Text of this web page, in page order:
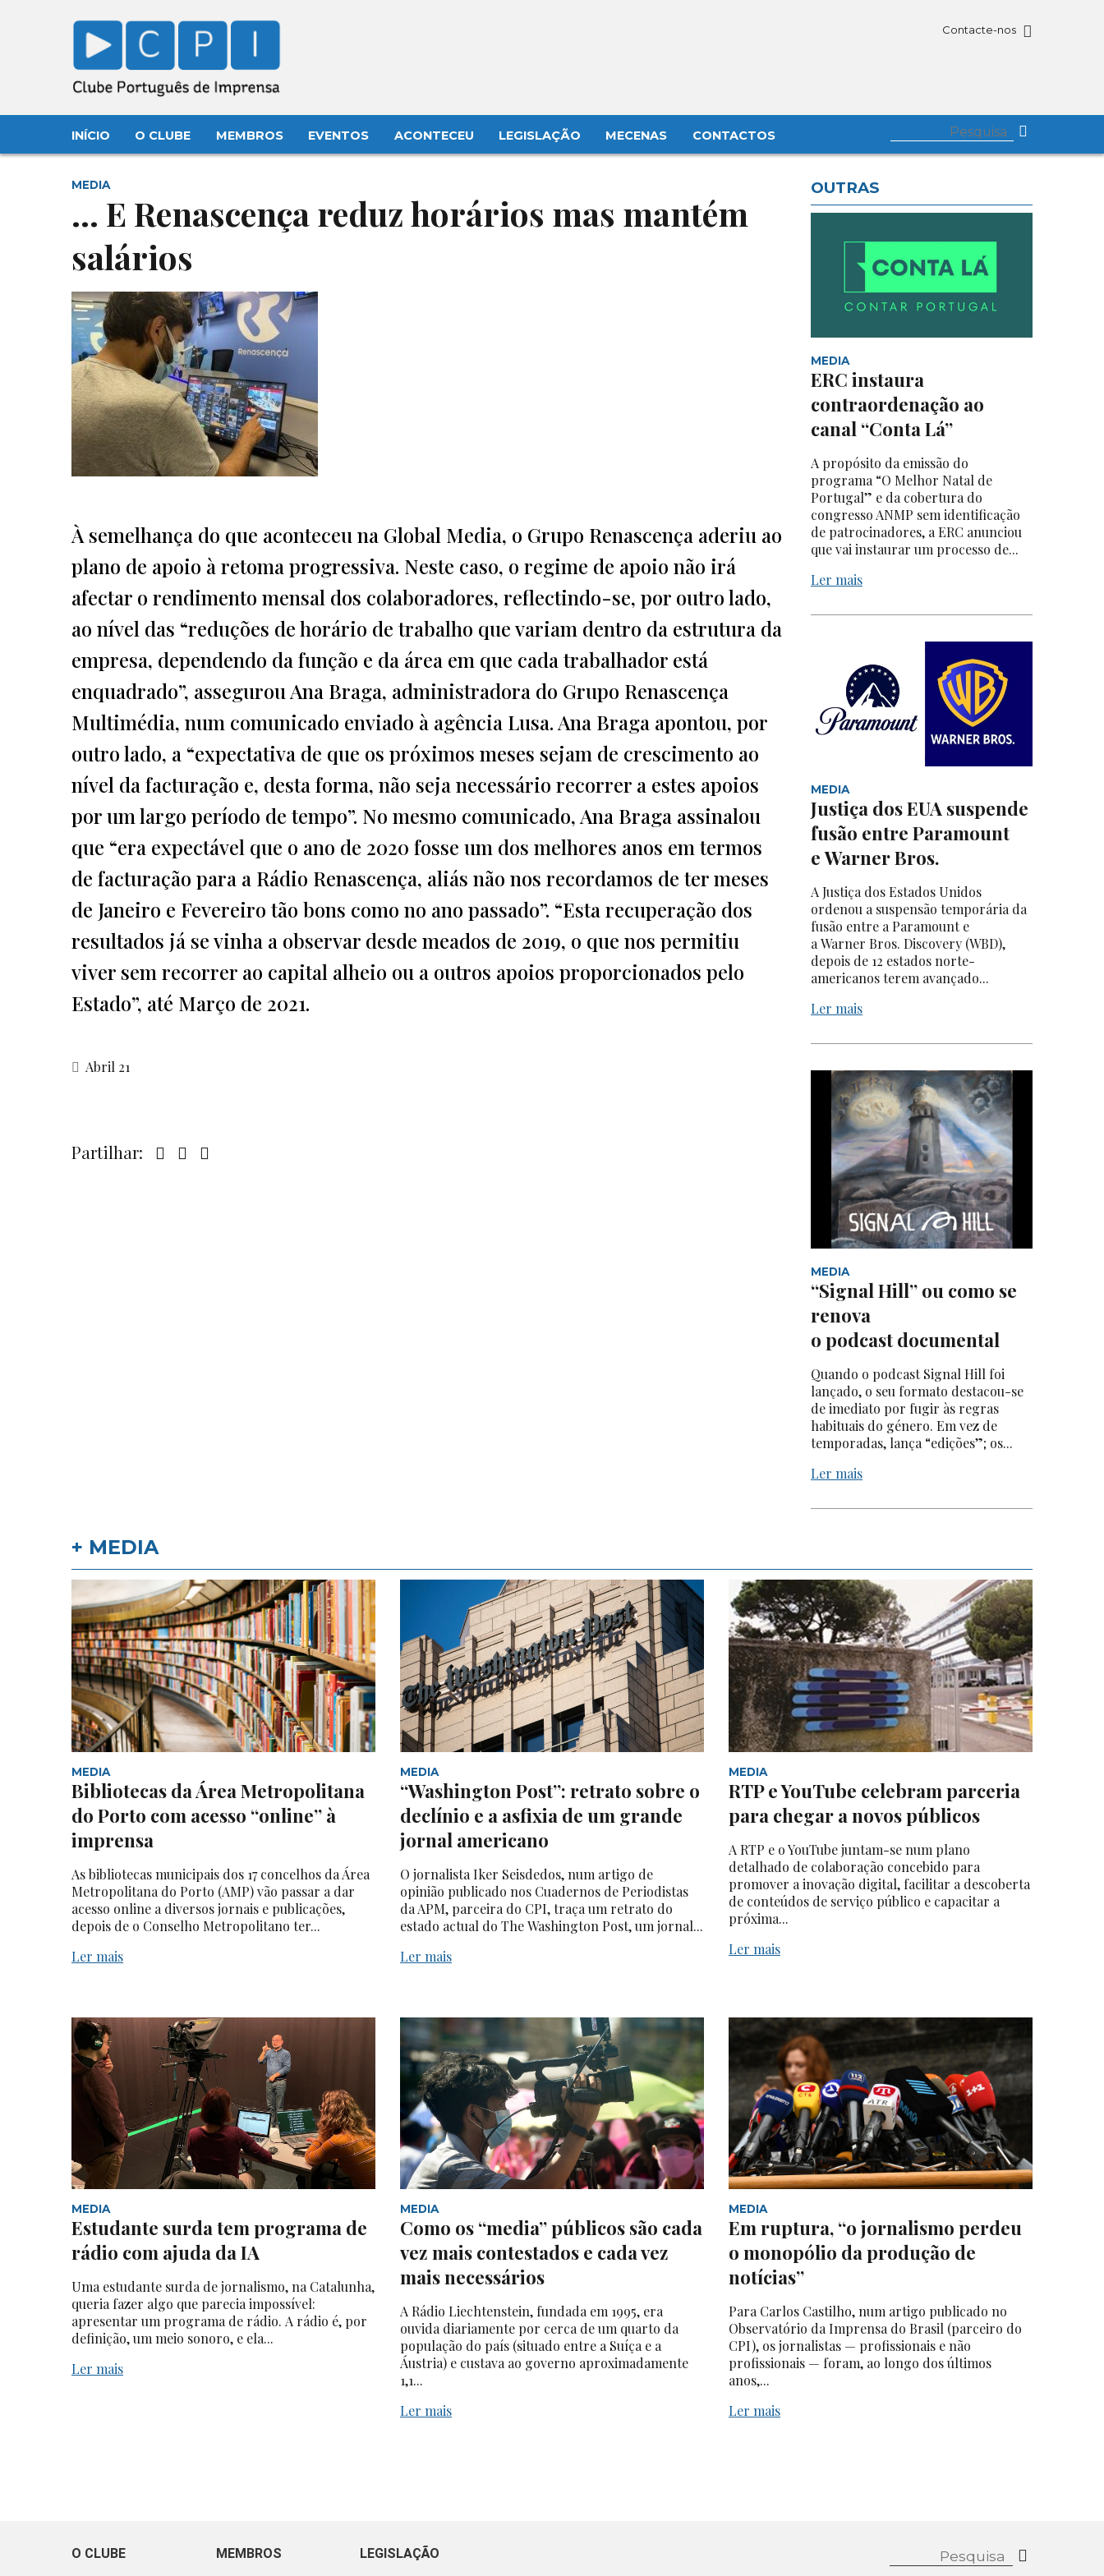
Contacte-nos
INÍCIO O CLUBE MEMBROS EVENTOS ACONTECEU LEGISLAÇÃO MECENAS CONTACTOS
MEDIA
… E Renascença reduz horários mas mantém
salários
À semelhança do que aconteceu na Global Media, o Grupo Renascença aderiu ao
plano de apoio à retoma progressiva. Neste caso, o regime de apoio não irá
afectar o rendimento mensal dos colaboradores, reflectindo-se, por outro lado,
ao nível das “reduções de horário de trabalho que variam dentro da estrutura da
empresa, dependendo da função e da área em que cada trabalhador está
enquadrado”, assegurou Ana Braga, administradora do Grupo Renascença
Multimédia, num comunicado enviado à agência Lusa. Ana Braga apontou, por
outro lado, a “expectativa de que os próximos meses sejam de crescimento ao
nível da facturação e, desta forma, não seja necessário recorrer a estes apoios
por um largo período de tempo”. No mesmo comunicado, Ana Braga assinalou
que “era expectável que o ano de 2020 fosse um dos melhores anos em termos
de facturação para a Rádio Renascença, aliás não nos recordamos de ter meses
de Janeiro e Fevereiro tão bons como no ano passado”. “Esta recuperação dos
resultados já se vinha a observar desde meados de 2019, o que nos permitiu
viver sem recorrer ao capital alheio ou a outros apoios proporcionados pelo
Estado”, até Março de 2021.
Abril 21
Partilhar:
OUTRAS
MEDIA
ERC instaura
contraordenação ao
canal “Conta Lá”
A propósito da emissão do
programa “O Melhor Natal de
Portugal” e da cobertura do
congresso ANMP sem identificação
de patrocinadores, a ERC anunciou
que vai instaurar um processo de...
Ler mais
MEDIA
Justiça dos EUA suspende
fusão entre Paramount
e Warner Bros.
A Justiça dos Estados Unidos
ordenou a suspensão temporária da
fusão entre a Paramount e
a Warner Bros. Discovery (WBD),
depois de 12 estados norte-
americanos terem avançado...
Ler mais
MEDIA
“Signal Hill” ou como se
renova
o podcast documental
Quando o podcast Signal Hill foi
lançado, o seu formato destacou-se
de imediato por fugir às regras
habituais do género. Em vez de
temporadas, lança “edições”; os...
Ler mais
+ MEDIA
MEDIA
Bibliotecas da Área Metropolitana
do Porto com acesso “online” à
imprensa
As bibliotecas municipais dos 17 concelhos da Área
Metropolitana do Porto (AMP) vão passar a dar
acesso online a diversos jornais e publicações,
depois de o Conselho Metropolitano ter...
Ler mais
MEDIA
“Washington Post”: retrato sobre o
declínio e a asfixia de um grande
jornal americano
O jornalista Iker Seisdedos, num artigo de
opinião publicado nos Cuadernos de Periodistas
da APM, parceira do CPI, traça um retrato do
estado actual do The Washington Post, um jornal...
Ler mais
MEDIA
RTP e YouTube celebram parceria
para chegar a novos públicos
A RTP e o YouTube juntam-se num plano
detalhado de colaboração concebido para
promover a inovação digital, facilitar a descoberta
de conteúdos de serviço público e capacitar a
próxima...
Ler mais
MEDIA
Estudante surda tem programa de
rádio com ajuda da IA
Uma estudante surda de jornalismo, na Catalunha,
queria fazer algo que parecia impossível:
apresentar um programa de rádio. A rádio é, por
definição, um meio sonoro, e ela...
Ler mais
MEDIA
Como os “media” públicos são cada
vez mais contestados e cada vez
mais necessários
A Rádio Liechtenstein, fundada em 1995, era
ouvida diariamente por cerca de um quarto da
população do país (situado entre a Suíça e a
Áustria) e custava ao governo aproximadamente
1,1...
Ler mais
MEDIA
Em ruptura, “o jornalismo perdeu
o monopólio da produção de
notícias”
Para Carlos Castilho, num artigo publicado no
Observatório da Imprensa do Brasil (parceiro do
CPI), os jornalistas — profissionais e não
profissionais — foram, ao longo dos últimos
anos,...
Ler mais
O CLUBE MEMBROS LEGISLAÇÃO